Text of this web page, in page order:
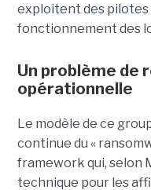
exploitent des
fonctionnement des
Un problème de
opérationnelle
Le modèle de ce
continue du «
framework qui, selon
technique pour les